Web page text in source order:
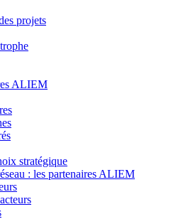
projets
ALIEM
stratégique
: les partenaires ALIEM